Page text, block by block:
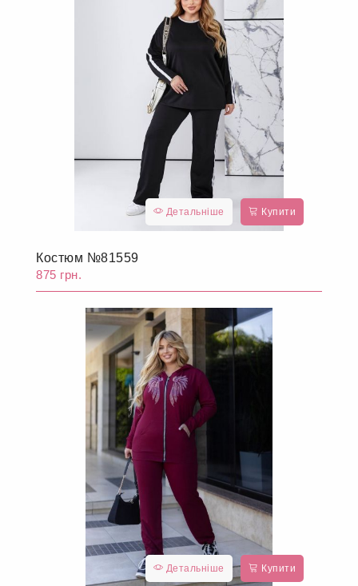
Детальніше Купити
Костюм №81559
875 грн.
Детальніше Купити